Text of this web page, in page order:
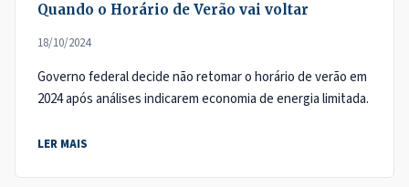
Quando o Horário de Verão vai voltar
18/10/2024
Governo federal decide não retomar o horário de verão em
2024 após análises indicarem economia de energia limitada.
LER MAIS